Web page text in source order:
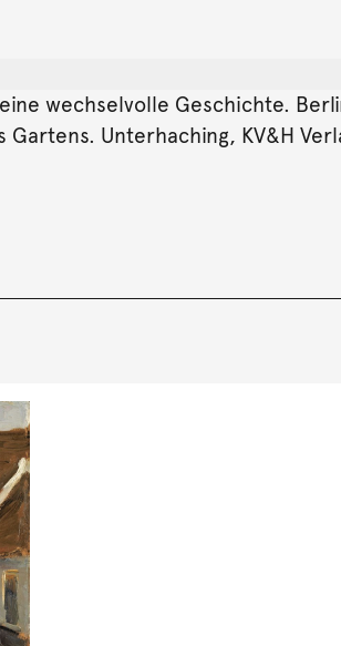
wechselvolle Geschichte.
Unterhaching, KV&H